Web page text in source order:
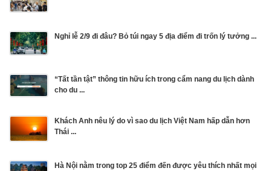
Nghỉ lễ 2/9 đi đâu? Bỏ túi ngay 5 địa điểm đi trốn lý tưởng ...
“Tất tần tật” thông tin hữu ích trong cẩm nang du lịch dành
cho du ...
Khách Anh nêu lý do vì sao du lịch Việt Nam hấp dẫn hơn
Thái ...
Hà Nội nằm trong top 25 điểm đến được yêu thích nhất mọi